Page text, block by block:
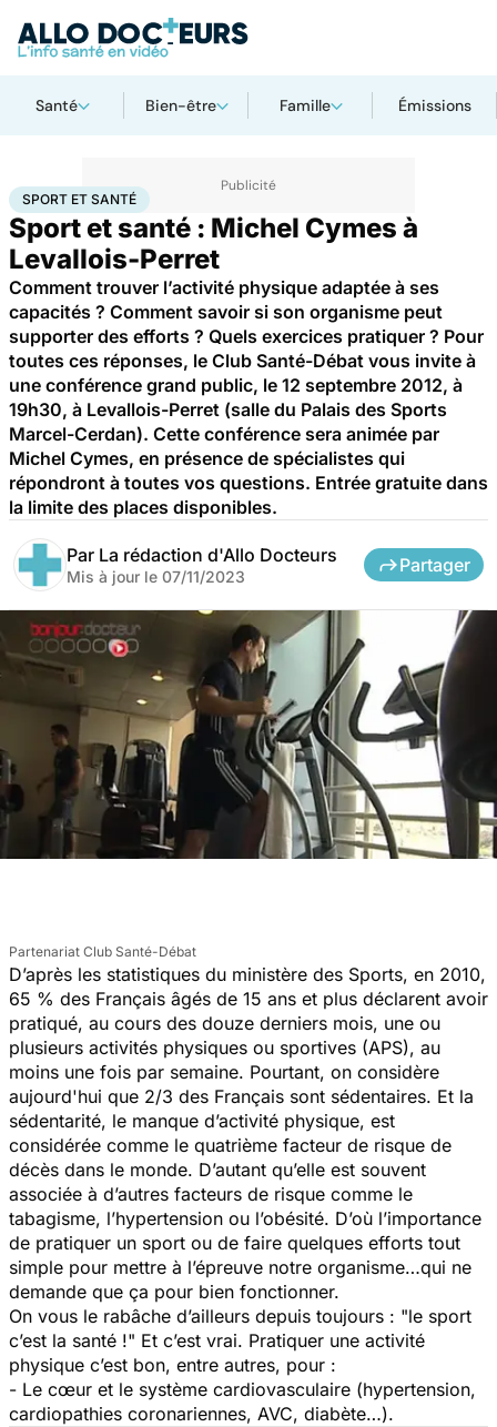
Santé Bien-être Famille Émissions
AccueilBien-êtreSport santé Sport et santé
SPORT ET SANTÉ
Sport et santé : Michel Cymes à
Levallois-Perret
Comment trouver l’activité physique adaptée à ses
capacités ? Comment savoir si son organisme peut
supporter des efforts ? Quels exercices pratiquer ? Pour
toutes ces réponses, le Club Santé-Débat vous invite à
une conférence grand public, le 12 septembre 2012, à
19h30, à Levallois-Perret (salle du Palais des Sports
Marcel-Cerdan). Cette conférence sera animée par
Michel Cymes, en présence de spécialistes qui
répondront à toutes vos questions. Entrée gratuite dans
la limite des places disponibles.
Par La rédaction d'Allo Docteurs
Mis à jour le 07/11/2023
Partager
Partenariat Club Santé-Débat
D’après les statistiques du ministère des Sports, en 2010,
65 % des Français âgés de 15 ans et plus déclarent avoir
pratiqué, au cours des douze derniers mois, une ou
plusieurs activités physiques ou sportives (APS), au
moins une fois par semaine. Pourtant, on considère
aujourd'hui que 2/3 des Français sont sédentaires. Et la
sédentarité, le manque d’activité physique, est
considérée comme le quatrième facteur de risque de
décès dans le monde. D’autant qu’elle est souvent
associée à d’autres facteurs de risque comme le
tabagisme, l’hypertension ou l’obésité. D’où l’importance
de pratiquer un sport ou de faire quelques efforts tout
simple pour mettre à l’épreuve notre organisme…qui ne
demande que ça pour bien fonctionner.
On vous le rabâche d’ailleurs depuis toujours : "le sport
c’est la santé !" Et c’est vrai. Pratiquer une activité
physique c’est bon, entre autres, pour :
- Le cœur et le système cardiovasculaire (hypertension,
cardiopathies coronariennes, AVC, diabète…).